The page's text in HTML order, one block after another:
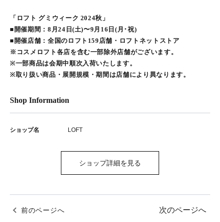
「ロフト グミウィーク 2024秋」
■開催期間：8⽉24⽇(土)〜9⽉16⽇(月･祝)
■開催店舗：全国のロフト159店舗・ロフトネットストア
※コスメロフト各店を含む一部除外店舗がございます。
※一部商品は会期中順次入荷いたします。
※取り扱い商品・展開規模・期間は店舗により異なります。
Shop Information
ショップ名 LOFT
ショップ詳細を見る
前のページへ 次のページへ